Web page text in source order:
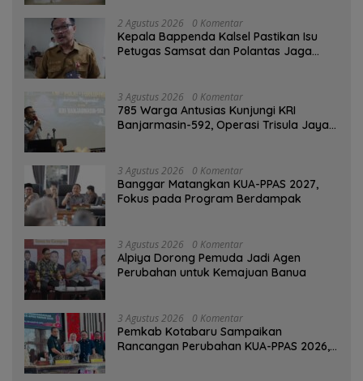
2 Agustus 2026 0 Komentar
Kepala Bappenda Kalsel Pastikan Isu
Petugas Samsat dan Polantas Jaga
3 Agustus 2026 0 Komentar
785 Warga Antusias Kunjungi KRI
Banjarmasin-592, Operasi Trisula Jaya
3 Agustus 2026 0 Komentar
‎Banggar Matangkan KUA-PPAS 2027,
Fokus pada Program Berdampak
3 Agustus 2026 0 Komentar
‎Alpiya Dorong Pemuda Jadi Agen
Perubahan untuk Kemajuan Banua ‎
3 Agustus 2026 0 Komentar
Pemkab Kotabaru Sampaikan
Rancangan Perubahan KUA-PPAS 2026,